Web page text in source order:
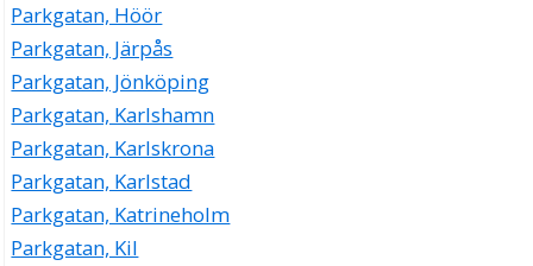
Parkgatan, Höör
Parkgatan, Järpås
Parkgatan, Jönköping
Parkgatan, Karlshamn
Parkgatan, Karlskrona
Parkgatan, Karlstad
Parkgatan, Katrineholm
Parkgatan, Kil